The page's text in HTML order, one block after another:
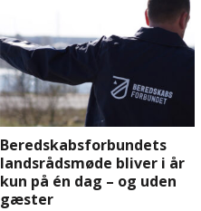
Beredskabsforbundets
landsrådsmøde bliver i år
kun på én dag – og uden
gæster